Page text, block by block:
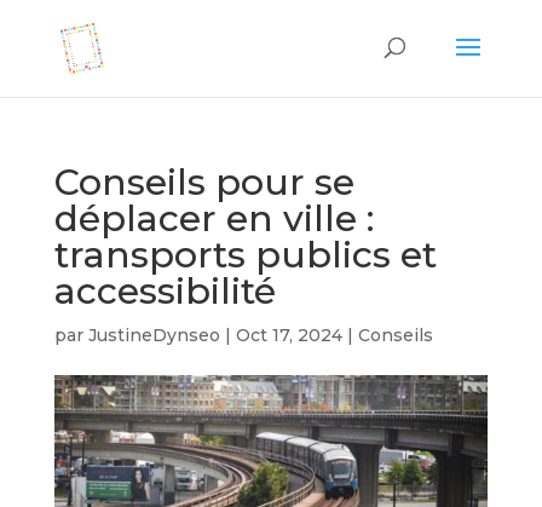
Conseils pour se
déplacer en ville :
transports publics et
accessibilité
par JustineDynseo | Oct 17, 2024| Conseils